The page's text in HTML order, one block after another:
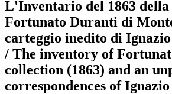
L'Inventario del 1863 della
Fortunato Duranti di
carteggio inedito di Ignazio
/ The inventory of
collection (1863) and an
correspondences of